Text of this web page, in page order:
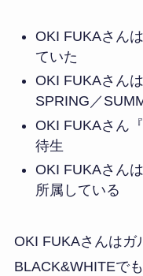
OKI FUKAさん
ていた
OKI FUKAさん
SPRING／
OKI FUKAさん
待生
OKI FUKAさん
所属している
OKI FUKAさんはガ
BLACK&WHITEで